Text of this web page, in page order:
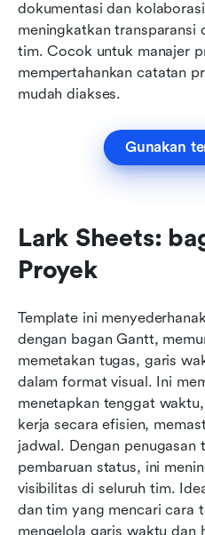
dokumentasi dan
meningkatkan transparansi
tim. Cocok untuk manajer
mempertahankan catatan
mudah diakses.
Gunakan
Lark Sheets:
Proyek
Template ini
dengan bagan Gantt,
memetakan tugas, garis
dalam format visual. Ini
menetapkan tenggat
kerja secara efisien,
jadwal. Dengan penugasan
pembaruan status, ini
visibilitas di seluruh tim.
dan tim yang mencari cara
mengelola garis waktu dan